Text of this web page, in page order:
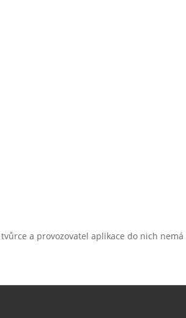
a provozovatel aplikace do nich nemá